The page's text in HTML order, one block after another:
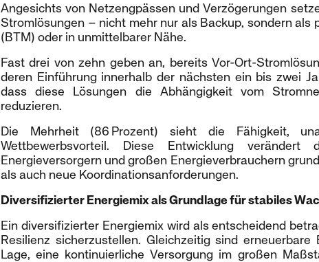
Angesichts von Netzengpässen und Verzögerungen
Stromlösungen – nicht mehr nur als Backup, sondern als
(BTM) oder in unmittelbarer Nähe.
Fast drei von zehn geben an, bereits Vor-Ort-
deren Einführung innerhalb der nächsten ein bis zwei
dass diese Lösungen die Abhängigkeit vom
reduzieren.
Die Mehrheit (86 Prozent) sieht die Fähigkeit,
Wettbewerbsvorteil. Diese Entwicklung
Energieversorgern und großen Energieverbrauchern
als auch neue Koordinationsanforderungen.
Diversifizierter Energiemix als Grundlage für stabiles
Ein diversifizierter Energiemix wird als entscheidend
Resilienz sicherzustellen. Gleichzeitig sind
Lage, eine kontinuierliche Versorgung im großen